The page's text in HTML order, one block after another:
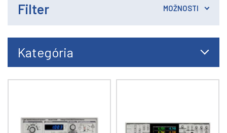
Filter MOŽNOSTI
Kategória